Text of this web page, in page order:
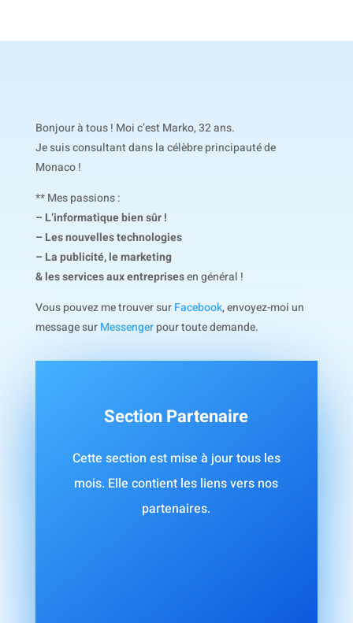
Bonjour à tous ! Moi c’est Marko, 32 ans.
Je suis consultant dans la célèbre principauté de
Monaco !
** Mes passions :
– L’informatique bien sûr !
– Les nouvelles technologies
– La publicité, le marketing
& les services aux entreprisesen général !
Vous pouvez me trouver sur Facebook, envoyez-moi un
message sur Messenger pour toute demande.
Section Partenaire
Cette section est mise à jour tous les
mois. Elle contient les liens vers nos
partenaires.